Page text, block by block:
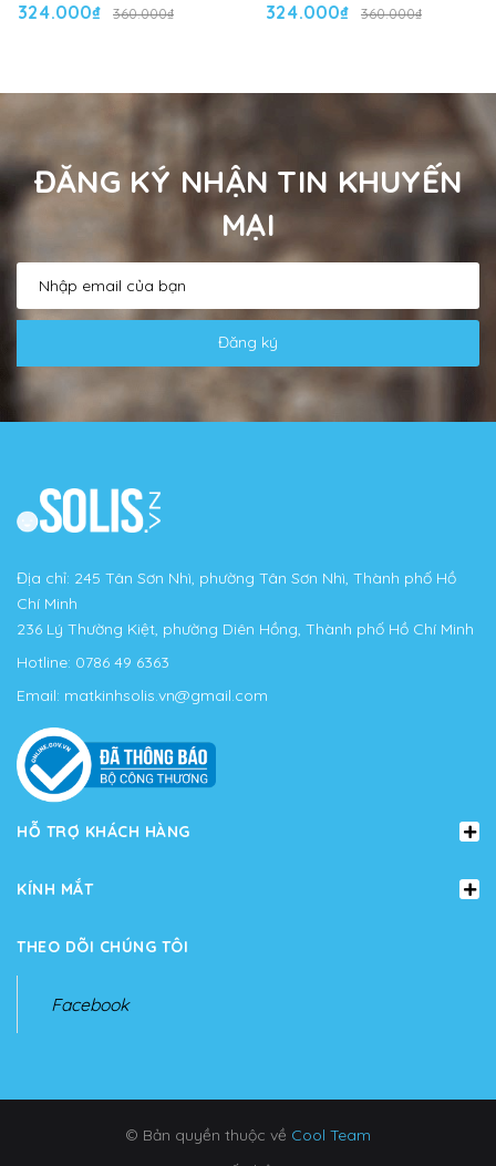
324.000₫ 360.000₫ 324.000₫ 360.000₫
ĐĂNG KÝ NHẬN TIN KHUYẾN
MẠI
Đăng ký
Địa chỉ: 245 Tân Sơn Nhì, phường Tân Sơn Nhì, Thành phố Hồ
Chí Minh
236 Lý Thường Kiệt, phường Diên Hồng, Thành phố Hồ Chí Minh
Hotline: 0786 49 6363
Email: matkinhsolis.vn@gmail.com
HỖ TRỢ KHÁCH HÀNG
KÍNH MẮT
THEO DÕI CHÚNG TÔI
Facebook
© Bản quyền thuộc về Cool Team